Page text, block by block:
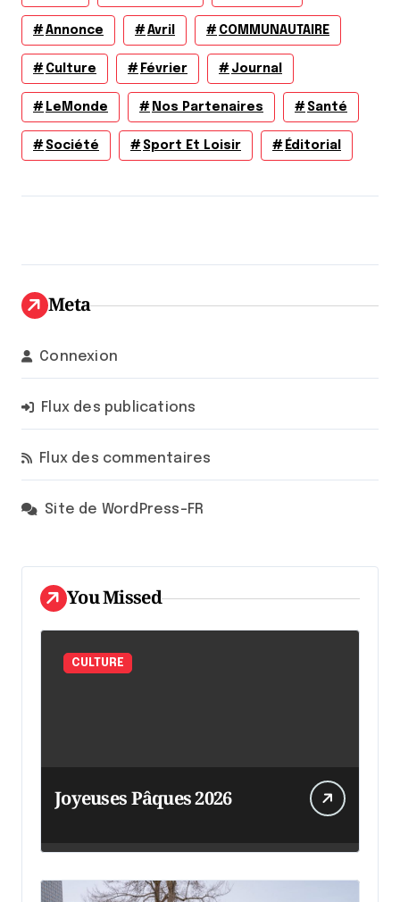
Annonce Avril COMMUNAUTAIRE
Culture Février Journal
LeMonde Nos Partenaires Santé
Société Sport Et Loisir Éditorial
Meta
Connexion
Flux des publications
Flux des commentaires
Site de WordPress-FR
You Missed
CULTURE
Joyeuses Pâques 2026